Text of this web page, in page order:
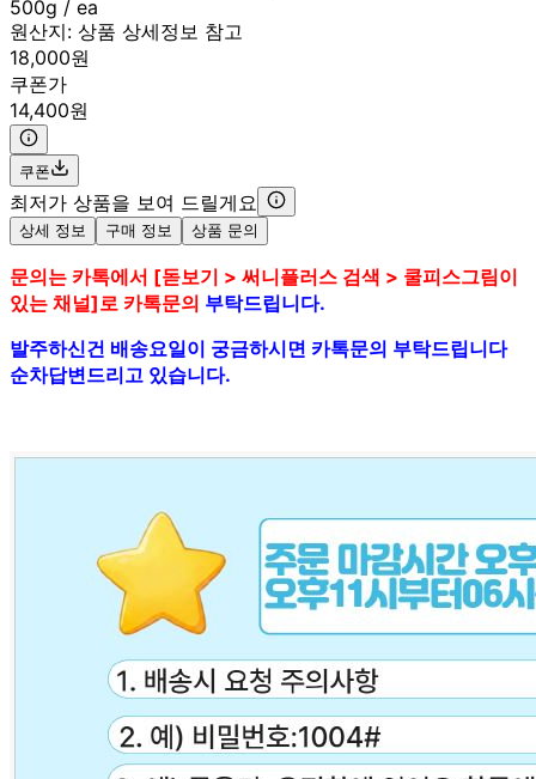
500g / ea
원산지: 상품 상세정보 참고
18,000원
쿠폰가
14,400원
쿠폰
최저가 상품을 보여 드릴게요
상세 정보 구매 정보 상품 문의
문의는 카톡에서 [돋보기 > 써니플러스 검색 > 쿨피스그림이
있는 채널]로 카톡문의 부탁드립니다.
발주하신건 배송요일이 궁금하시면 카톡문의 부탁드립니다
순차답변드리고 있습니다.